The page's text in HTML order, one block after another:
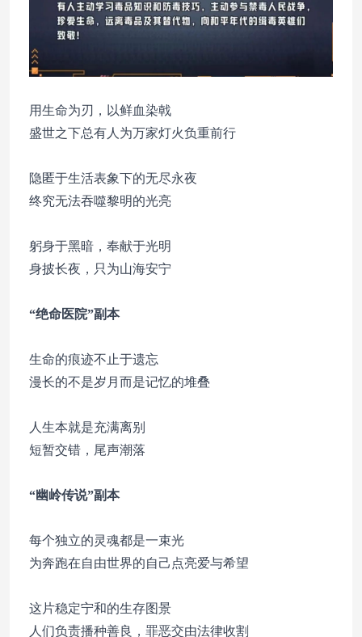
用生命为刃，以鲜血染戟
盛世之下总有人为万家灯火负重前行
隐匿于生活表象下的无尽永夜
终究无法吞噬黎明的光亮
躬身于黑暗，奉献于光明
身披长夜，只为山海安宁
“绝命医院”副本
生命的痕迹不止于遗忘
漫长的不是岁月而是记忆的堆叠
人生本就是充满离别
短暂交错，尾声潮落
“幽岭传说”副本
每个独立的灵魂都是一束光
为奔跑在自由世界的自己点亮爱与希望
这片稳定宁和的生存图景
人们负责播种善良，罪恶交由法律收割